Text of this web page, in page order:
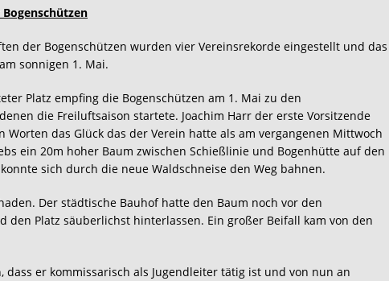
der Bogenschützen wurden vier Vereinsrekorde eingestellt und das
sonnigen 1. Mai.
Platz empfing die Bogenschützen am 1. Mai zu den
die Freiluftsaison startete. Joachim Harr der erste Vorsitzende
das Glück das der Verein hatte als am vergangenen Mittwoch
ein 20m hoher Baum zwischen Schießlinie und Bogenhütte auf den
sich durch die neue Waldschneise den Weg bahnen.
Der städtische Bauhof hatte den Baum noch vor den
den Platz säuberlichst hinterlassen. Ein großer Beifall kam von den
dass er kommissarisch als Jugendleiter tätig ist und von nun an